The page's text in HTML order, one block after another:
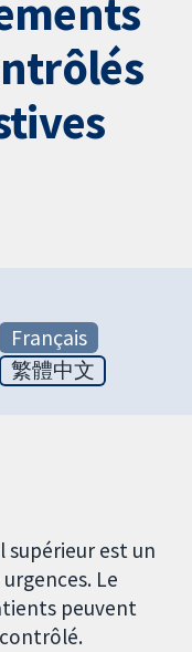
Français
繁體中文
est un
Le
peuvent